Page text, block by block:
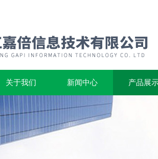
关于我们 新闻中心 产品展